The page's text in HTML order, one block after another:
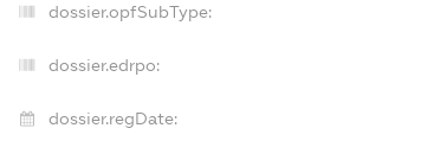
dossier.opfSubType:
dossier.edrpo:
dossier.regDate: